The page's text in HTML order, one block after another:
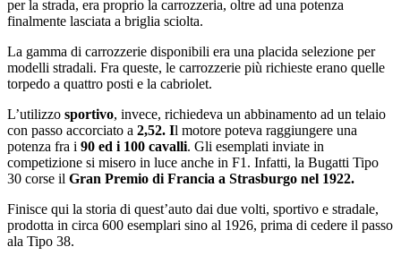
per la strada, era proprio la carrozzeria, oltre ad una potenza
finalmente lasciata a briglia sciolta.
La gamma di carrozzerie disponibili era una placida selezione per
modelli stradali. Fra queste, le carrozzerie più richieste erano quelle
torpedo a quattro posti e la cabriolet.
L’utilizzo sportivo, invece, richiedeva un abbinamento ad un telaio
con passo accorciato a 2,52. Il motore poteva raggiungere una
potenza fra i 90 ed i 100 cavalli. Gli esemplati inviate in
competizione si misero in luce anche in F1. Infatti, la Bugatti Tipo
30 corse il Gran Premio di Francia a Strasburgo nel 1922.
Finisce qui la storia di quest’auto dai due volti, sportivo e stradale,
prodotta in circa 600 esemplari sino al 1926, prima di cedere il passo
ala Tipo 38.